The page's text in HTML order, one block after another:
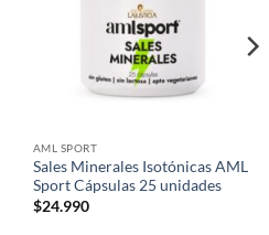
AML SPORT
Sales Minerales Isotónicas AML
Sport Cápsulas 25 unidades
$24.990